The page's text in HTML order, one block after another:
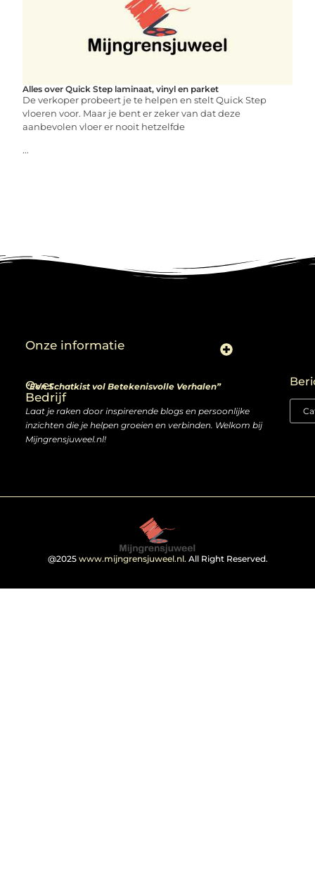
Alles over Quick Step laminaat, vinyl en parket
De verkoper probeert je te helpen en stelt Quick Step
vloeren voor. Maar je bent er zeker van dat deze
aanbevolen vloer er nooit hetzelfde
...
Over
Bedrijf
“Een Schatkist vol Betekenisvolle Verhalen”
Laat je raken door inspirerende blogs en persoonlijke
inzichten die je helpen groeien en verbinden. Welkom bij
Mijngrensjuweel.nl!
Onze informatie
@2025 www.mijngrensjuweel.nl. All Right Reserved.